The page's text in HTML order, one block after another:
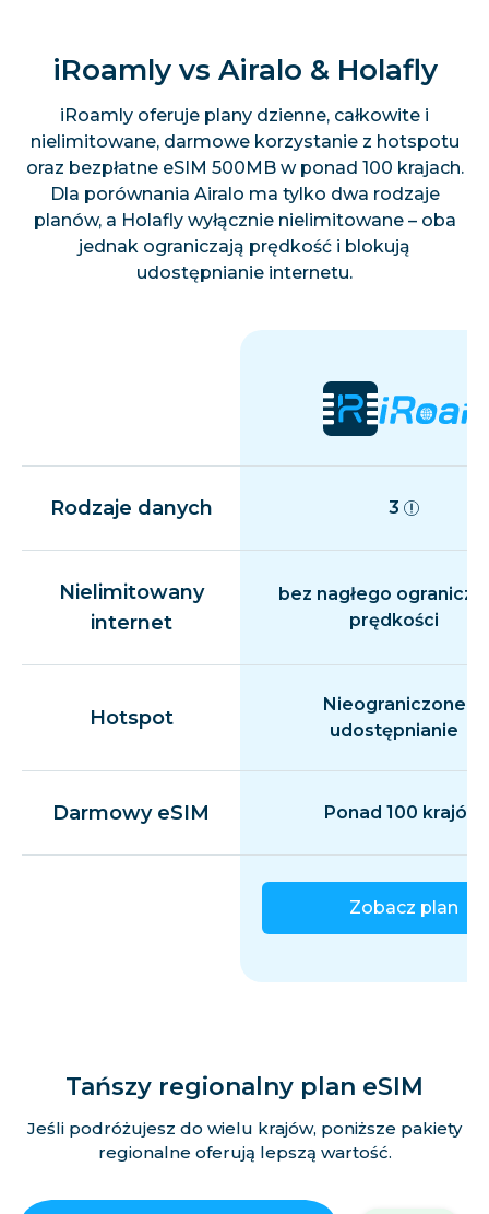
iRoamly vs Airalo & Holafly
iRoamly oferuje plany dzienne, całkowite i
nielimitowane, darmowe korzystanie z hotspotu
oraz bezpłatne eSIM 500MB w ponad 100 krajach.
Dla porównania Airalo ma tylko dwa rodzaje
planów, a Holafly wyłącznie nielimitowane – oba
jednak ograniczają prędkość i blokują
udostępnianie internetu.
Rodzaje danych 3
Nielimitowany
internet
bez nagłego
prędkości
Hotspot
Nieograniczone
udostępnianie
Darmowy eSIM Ponad 100 krajów
Zobacz plan
Tańszy regionalny plan eSIM
Jeśli podróżujesz do wielu krajów, poniższe pakiety
regionalne oferują lepszą wartość.